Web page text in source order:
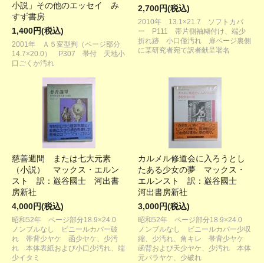
小説」その他のエッセイ み
すず書房
1,400円(税込)
2001年 Ａ５変型判（ページ部分
14.7×20.0） P307 帯付 天地小
口ごくか汚れ
2,700円(税込)
2010年 13.1×21.7 ソフトカバ
ー P111 帯片側袖糊付け、端少
折れ跡 小口僅汚れ 扉ページ裏側
に某研究者宛て訳者献呈署名
慈善週間 または七大元素
（小説） マックス・エルン
スト 訳：巌谷國士 河出書
房新社
4,000円(税込)
昭和52年 ページ部分18.9×24.0
ノンブルなし ビニールカバー破
れ 帯背少ヤケ 函少ヤケ、少汚
れ 本体表紙および小口少汚れ、端
少イタミ
カルメル修道会に入ろうとし
たある少女の夢 マックス・
エルンスト 訳：巌谷國士
河出書房新社
3,000円(税込)
昭和52年 ページ部分18.9×24.0
ノンブルなし ビニールカバー少収
縮、少汚れ、角キレ 帯背少ヤケ
函背および天少ヤケ、少汚れ 本体
元パラヤケ、少破れ